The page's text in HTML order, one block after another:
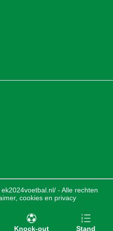
- Alle rechten
cookies en privacy
Knock-out Stand